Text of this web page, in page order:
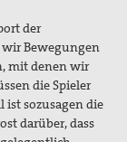
der
Bewegungen
mit denen wir
die Spieler
ist sozusagen die
darüber, dass